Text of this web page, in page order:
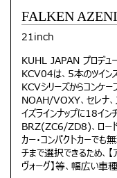
FALKEN
21inch
KUHL JAPAN プロデュ
KCV04は、5本のツイン
KCVシリーズからコンケー
NOAH/VOXY、セレナ、
イズラインナップに18
BRZ(ZC6/ZD8)、ロード
カー・コンパクトカーでも
チまで選択できるため、【
ヴォーグ】等、幅広い車